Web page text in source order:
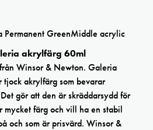
GreenMiddle acrylic
akrylfärg 60ml
från Winsor & Newton. Galeria
akrylfärg som bevarar
gör att den är skräddarsydd för
mycket färg och vill ha en stabil
och som är prisvärd. Winsor &